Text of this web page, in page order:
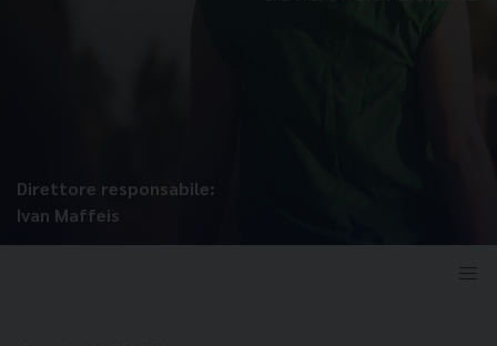
Direttore responsabile:
Ivan Maffeis